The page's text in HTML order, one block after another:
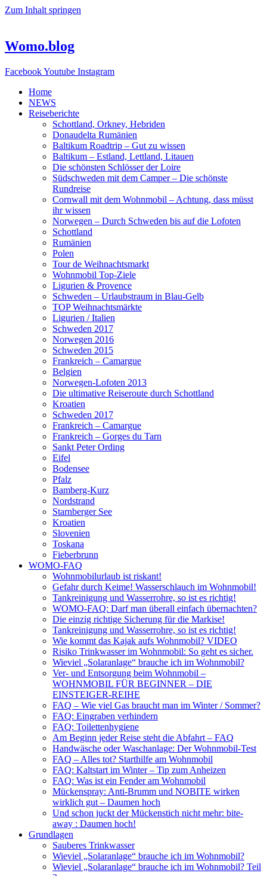
Zum Inhalt springen
Womo.blog
FacebookYoutube Instagram
Home
NEWS
Reiseberichte
Schottland, Orkney, Hebriden
Donaudelta Rumänien
Baltikum Roadtrip – Gut zu wissen
Baltikum – Estland, Lettland, Litauen
Die schönsten Schlösser der Loire
Südschweden mit dem Camper – Die schönste
Rundreise
Cornwall mit dem Wohnmobil – Achtung, dass müsst
ihr wissen
Norwegen – Durch Schweden bis auf die Lofoten
Schottland
Rumänien
Polen
Tour de Weihnachtsmarkt
Wohnmobil Top-Ziele
Ligurien & Provence
Schweden – Urlaubstraum in Blau-Gelb
TOP Weihnachtsmärkte
Ligurien / Italien
Schweden 2017
Norwegen 2016
Schweden 2015
Frankreich – Camargue
Belgien
Norwegen-Lofoten 2013
Die ultimative Reiseroute durch Schottland
Kroatien
Schweden 2017
Frankreich – Camargue
Frankreich – Gorges du Tarn
Sankt Peter Ording
Eifel
Bodensee
Pfalz
Bamberg-Kurz
Nordstrand
Starnberger See
Kroatien
Slovenien
Toskana
Fieberbrunn
WOMO-FAQ
Wohnmobilurlaub ist riskant!
Gefahr durch Keime! Wasserschlauch im Wohnmobil!
Tankreinigung und Wasserrohre, so ist es richtig!
WOMO-FAQ: Darf man überall einfach übernachten?
Die einzig richtige Sicherung für die Markise!
Tankreinigung und Wasserrohre, so ist es richtig!
Wie kommt das Kajak aufs Wohnmobil? VIDEO
Risiko Trinkwasser im Wohnmobil: So geht es sicher.
Wieviel „Solaranlage“ brauche ich im Wohnmobil?
Ver- und Entsorgung beim Wohnmobil –
WOHNMOBIL FÜR BEGINNER – DIE
EINSTEIGER-REIHE
FAQ – Wie viel Gas braucht man im Winter / Sommer?
FAQ: Eingraben verhindern
FAQ: Toilettenhygiene
Am Beginn jeder Reise steht die Abfahrt – FAQ
Handwäsche oder Waschanlage: Der Wohnmobil-Test
FAQ – Alles tot? Starthilfe am Wohnmobil
FAQ: Kaltstart im Winter – Tip zum Anheizen
FAQ: Was ist ein Fender am Wohnmobil
Mückenspray: Anti-Brumm und NOBITE wirken
wirklich gut – Daumen hoch
Und schon juckt der Mückenstich nicht mehr: bite-
away : Daumen hoch!
Grundlagen
Sauberes Trinkwasser
Wieviel „Solaranlage“ brauche ich im Wohnmobil?
Wieviel „Solaranlage“ brauche ich im Wohnmobil? Teil